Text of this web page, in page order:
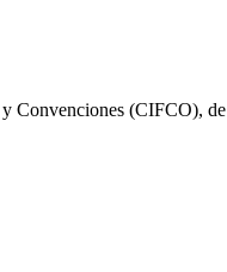
(CIFCO),